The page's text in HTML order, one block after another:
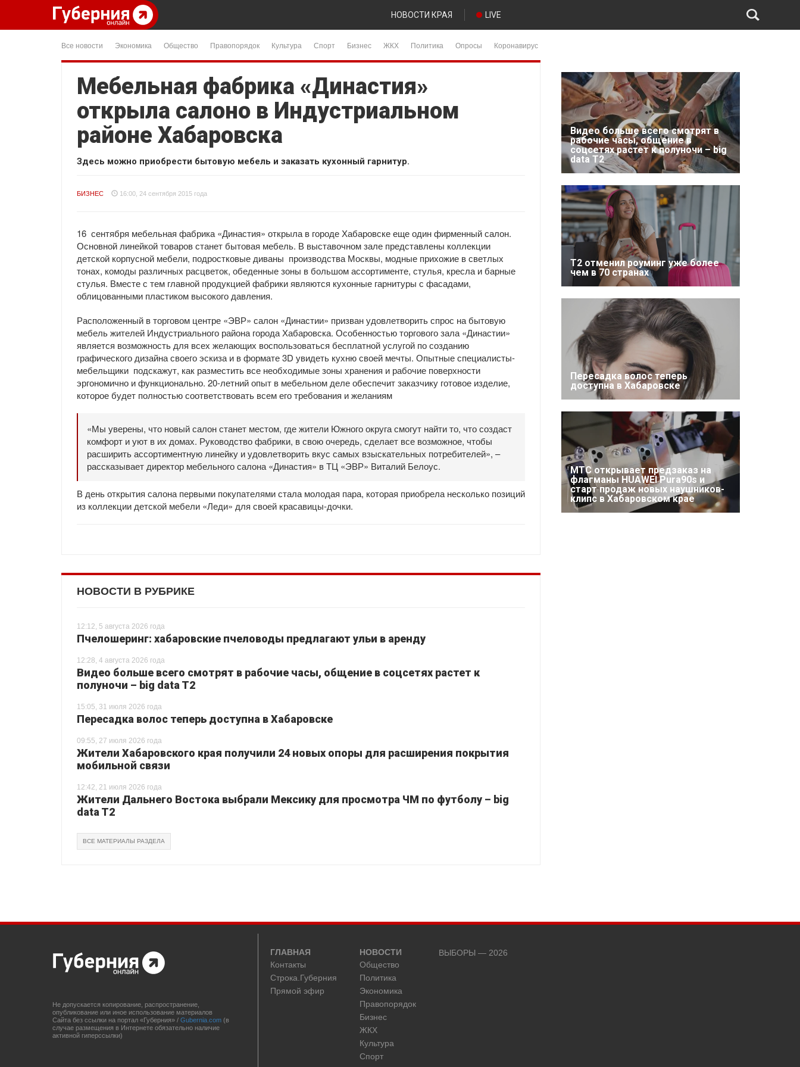
НОВОСТИ КРАЯ LIVE
Все новости Экономика Общество Правопорядок Культура Спорт Бизнес ЖКХ Политика Опросы Коронавирус
Мебельная фабрика «Династия»
открыла салоно в Индустриальном
районе Хабаровска
Здесь можно приобрести бытовую мебель и заказать кухонный гарнитур.
БИЗНЕС 16:00, 24 сентября 2015 года
16 сентября мебельная фабрика «Династия» открыла в городе Хабаровске еще один фирменный салон.
Основной линейкой товаров станет бытовая мебель. В выставочном зале представлены коллекции
детской корпусной мебели, подростковые диваны производства Москвы, модные прихожие в светлых
тонах, комоды различных расцветок, обеденные зоны в большом ассортименте, стулья, кресла и барные
стулья. Вместе с тем главной продукцией фабрики являются кухонные гарнитуры с фасадами,
облицованными пластиком высокого давления.
Расположенный в торговом центре «ЭВР» салон «Династии» призван удовлетворить спрос на бытовую
мебель жителей Индустриального района города Хабаровска. Особенностью торгового зала «Династии»
является возможность для всех желающих воспользоваться бесплатной услугой по созданию
графического дизайна своего эскиза и в формате 3D увидеть кухню своей мечты. Опытные специалисты-
мебельщики подскажут, как разместить все необходимые зоны хранения и рабочие поверхности
эргономично и функционально. 20-летний опыт в мебельном деле обеспечит заказчику готовое изделие,
которое будет полностью соответствовать всем его требования и желаниям
«Мы уверены, что новый салон станет местом, где жители Южного округа смогут найти то, что создаст
комфорт и уют в их домах. Руководство фабрики, в свою очередь, сделает все возможное, чтобы
расширить ассортиментную линейку и удовлетворить вкус самых взыскательных потребителей», –
рассказывает директор мебельного салона «Династия» в ТЦ «ЭВР» Виталий Белоус.
В день открытия салона первыми покупателями стала молодая пара, которая приобрела несколько позиций
из коллекции детской мебели «Леди» для своей красавицы-дочки.
НОВОСТИ В РУБРИКЕ
12:12, 5 августа 2026 года
Пчелошеринг: хабаровские пчеловоды предлагают ульи в аренду
12:28, 4 августа 2026 года
Видео больше всего смотрят в рабочие часы, общение в соцсетях растет к
полуночи – big data T2
15:05, 31 июля 2026 года
Пересадка волос теперь доступна в Хабаровске
09:55, 27 июля 2026 года
Жители Хабаровского края получили 24 новых опоры для расширения покрытия
мобильной связи
12:42, 21 июля 2026 года
Жители Дальнего Востока выбрали Мексику для просмотра ЧМ по футболу – big
data T2
ВСЕ МАТЕРИАЛЫ РАЗДЕЛА
Видео больше всего смотрят в
рабочие часы, общение в
соцсетях растет к полуночи – big
data T2
Т2 отменил роуминг уже более
чем в 70 странах
Пересадка волос теперь
доступна в Хабаровске
МТС открывает предзаказ на
флагманы HUAWEI Pura90s и
старт продаж новых наушников-
клипс в Хабаровском крае
Не допускается копирование, распространение,
опубликование или иное использование материалов
Сайта без ссылки на портал «Губерния» / Gubernia.com (в
случае размещения в Интернете обязательно наличие
активной гиперссылки)
ГЛАВНАЯ
Контакты
Строка.Губерния
Прямой эфир
НОВОСТИ
Общество
Политика
Экономика
Правопорядок
Бизнес
ЖКХ
Культура
Спорт
ВЫБОРЫ — 2026